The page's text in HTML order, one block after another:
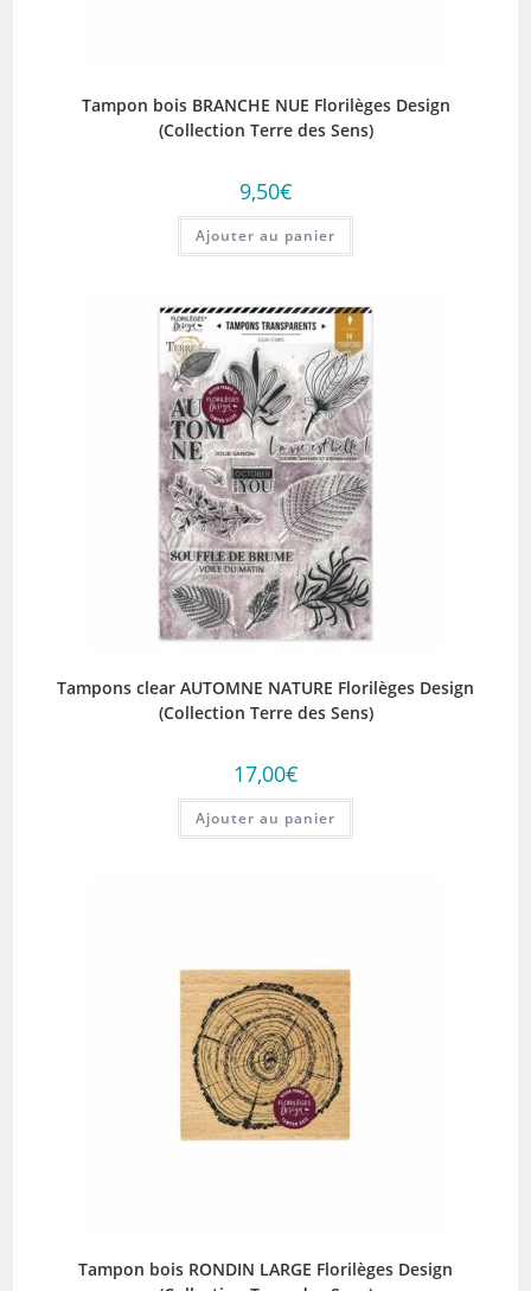
Tampon bois BRANCHE NUE Florilèges Design
(Collection Terre des Sens)
9,50€
Ajouter au panier
Tampons clear AUTOMNE NATURE Florilèges Design
(Collection Terre des Sens)
17,00€
Ajouter au panier
Tampon bois RONDIN LARGE Florilèges Design